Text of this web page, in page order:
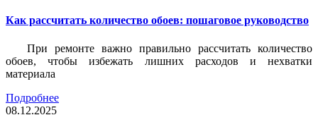
Как рассчитать количество обоев: пошаговое руководство
При ремонте важно правильно рассчитать количество
обоев, чтобы избежать лишних расходов и нехватки
материала
Подробнее
08.12.2025